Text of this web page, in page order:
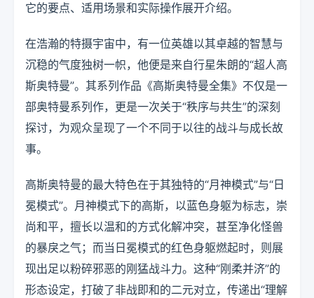
它的要点、适用场景和实际操作展开介绍。
在浩瀚的特摄宇宙中，有一位英雄以其卓越的智慧与
沉稳的气度独树一帜，他便是来自行星朱朗的“超人高
斯奥特曼”。其系列作品《高斯奥特曼全集》不仅是一
部奥特曼系列作，更是一次关于“秩序与共生”的深刻
探讨，为观众呈现了一个不同于以往的战斗与成长故
事。
高斯奥特曼的最大特色在于其独特的“月神模式”与“日
冕模式”。月神模式下的高斯，以蓝色身躯为标志，崇
尚和平，擅长以温和的方式化解冲突，甚至净化怪兽
的暴戾之气；而当日冕模式的红色身躯燃起时，则展
现出足以粉碎邪恶的刚猛战斗力。这种“刚柔并济”的
形态设定，打破了非战即和的二元对立，传递出“理解